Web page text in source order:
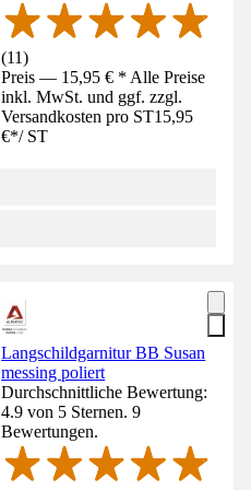
(11)
Preis — 15,95 € * Alle Preise
inkl. MwSt. und ggf. zzgl.
Versandkosten pro ST15,95
€*/ ST
Langschildgarnitur BB Susan
messing poliert
Durchschnittliche Bewertung:
4.9 von 5 Sternen. 9
Bewertungen.